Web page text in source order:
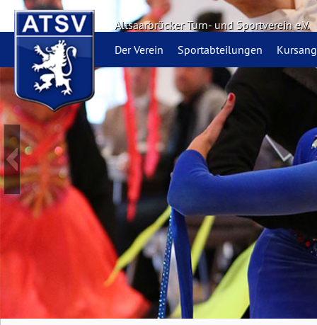
Altsaarbrücker Turn- und Sportverein e.V.
Der Verein
Sportabteilungen